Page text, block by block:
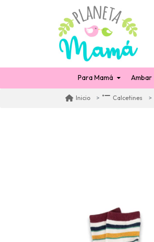
Para Mamá Ambar
Inicio Calcetines